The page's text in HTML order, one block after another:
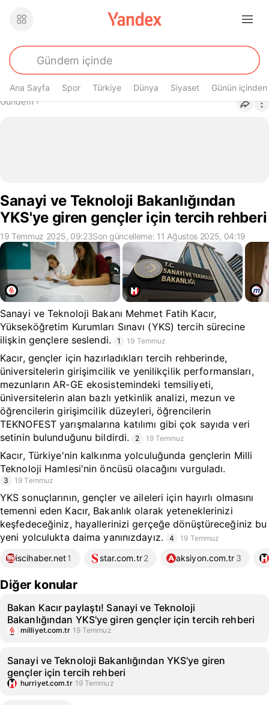
Ana Sayfa Spor Türkiye Dünya Siyaset Günün içinden
Buradasın
Gündem›
Sanayi ve Teknoloji Bakanlığından
YKS'ye giren gençler için tercih rehberi
19 Temmuz 2025, 09:23Son güncelleme: 11 Ağustos 2025, 04:19
Sanayi ve Teknoloji Bakanı Mehmet Fatih Kacır,
Yükseköğretim Kurumları Sınavı (YKS) tercih sürecine
ilişkin gençlere seslendi.
1 19 Temmuz
Kacır, gençler için hazırladıkları tercih rehberinde,
üniversitelerin girişimcilik ve yenilikçilik performansları,
mezunların AR-GE ekosistemindeki temsiliyeti,
üniversitelerin alan bazlı yetkinlik analizi, mezun ve
öğrencilerin girişimcilik düzeyleri, öğrencilerin
TEKNOFEST yarışmalarına katılımı gibi çok sayıda veri
setinin bulunduğunu bildirdi.
2 19 Temmuz
Kacır, Türkiye'nin kalkınma yolculuğunda gençlerin Milli
Teknoloji Hamlesi'nin öncüsü olacağını vurguladı.
3 19 Temmuz
YKS sonuçlarının, gençler ve aileleri için hayırlı olmasını
temenni eden Kacır, Bakanlık olarak yeteneklerinizi
keşfedeceğiniz, hayallerinizi gerçeğe dönüştüreceğiniz bu
yeni yolculukta daima yanınızdayız.
4 19 Temmuz
iscihaber.net1 star.com.tr2 aksiyon.com.tr 3
Diğer konular
Bakan Kacır paylaştı! Sanayi ve Teknoloji
Bakanlığından YKS'ye giren gençler için tercih rehberi
milliyet.com.tr 19 Temmuz
Sanayi ve Teknoloji Bakanlığından YKS'ye giren
gençler için tercih rehberi
hurriyet.com.tr 19 Temmuz